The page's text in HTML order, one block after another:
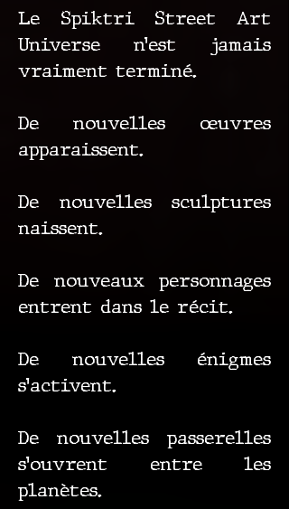
Le Spiktri Street Art
Universe n’est jamais
vraiment terminé.
De nouvelles œuvres
apparaissent.
De nouvelles sculptures
naissent.
De nouveaux personnages
entrent dans le récit.
De nouvelles énigmes
s’activent.
De nouvelles passerelles
s’ouvrent entre les
planètes.